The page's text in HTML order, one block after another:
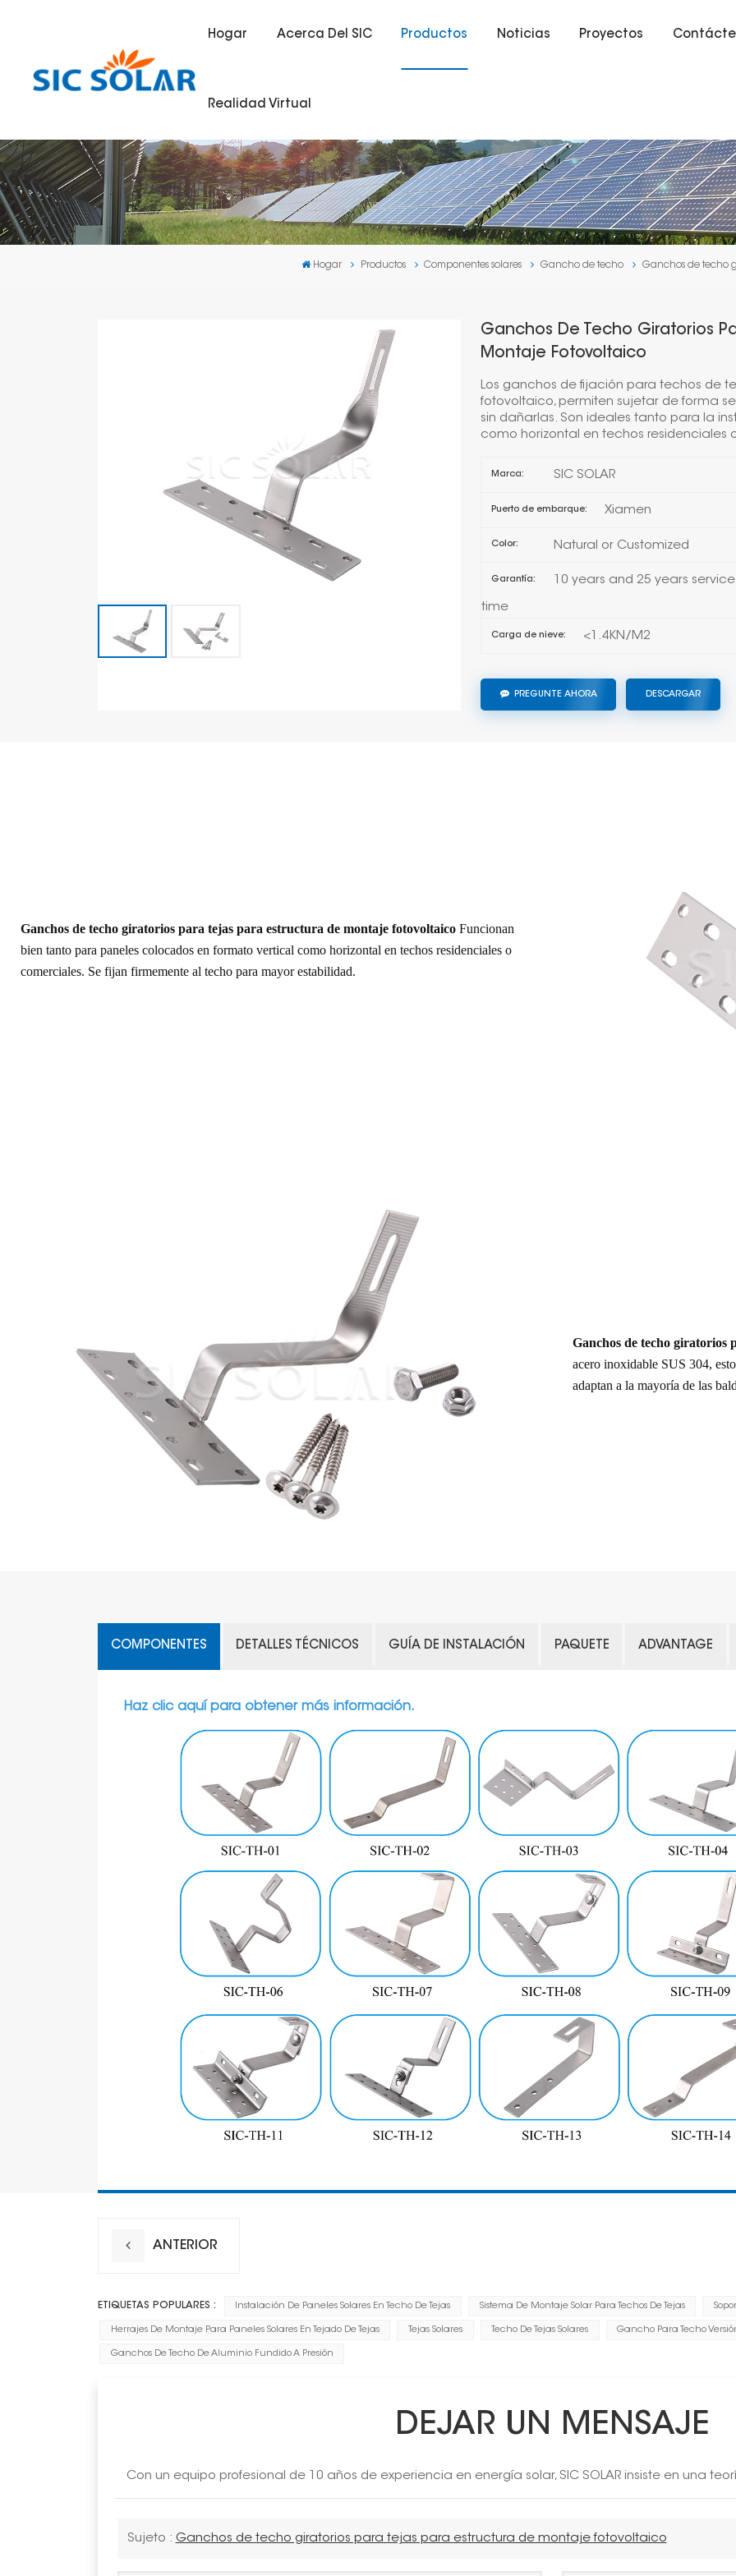
Hogar Acerca Del SIC Productos Noticias Proyectos
Realidad Virtual
Hogar Productos Componentes solares Gancho de techo Ganchos de techo
Ganchos De Techo Giratorios
Montaje Fotovoltaico
Los ganchos de fijación para techos de
fotovoltaico, permiten sujetar de forma
sin dañarlas. Son ideales tanto para la
como horizontal en techos residenciales
Marca: SIC SOLAR
Puerto de embarque: Xiamen
Color: Natural or Customized
Garantía: 10 years and 25 years service
time
Carga de nieve: <1.4KN/M2
PREGUNTE AHORA DESCARGAR
Ganchos de techo giratorios para tejas para estructura de montaje fotovoltaico Funcionan
bien tanto para paneles colocados en formato vertical como horizontal en techos residenciales o
comerciales. Se fijan firmemente al techo para mayor estabilidad.
Ganchos de techo
acero inoxidable SUS 304,
adaptan a la mayoría de las
COMPONENTES DETALLES TÉCNICOS GUÍA DE INSTALACIÓN PAQUETE ADVANTAGE
Haz clic aquí para obtener más información.
ANTERIOR
ETIQUETAS POPULARES : Instalación De Paneles Solares En Techo De Tejas Sistema De Montaje Solar Para Techos De Tejas
Herrajes De Montaje Para Paneles Solares En Tejado De Tejas Tejas Solares Techo De Tejas Solares Gancho Para Techo
Ganchos De Techo De Aluminio Fundido A Presión
DEJAR UN MENSAJE
Con un equipo profesional de 10 años de experiencia en energía solar, SIC SOLAR insiste en una
Sujeto : Ganchos de techo giratorios para tejas para estructura de montaje fotovoltaico